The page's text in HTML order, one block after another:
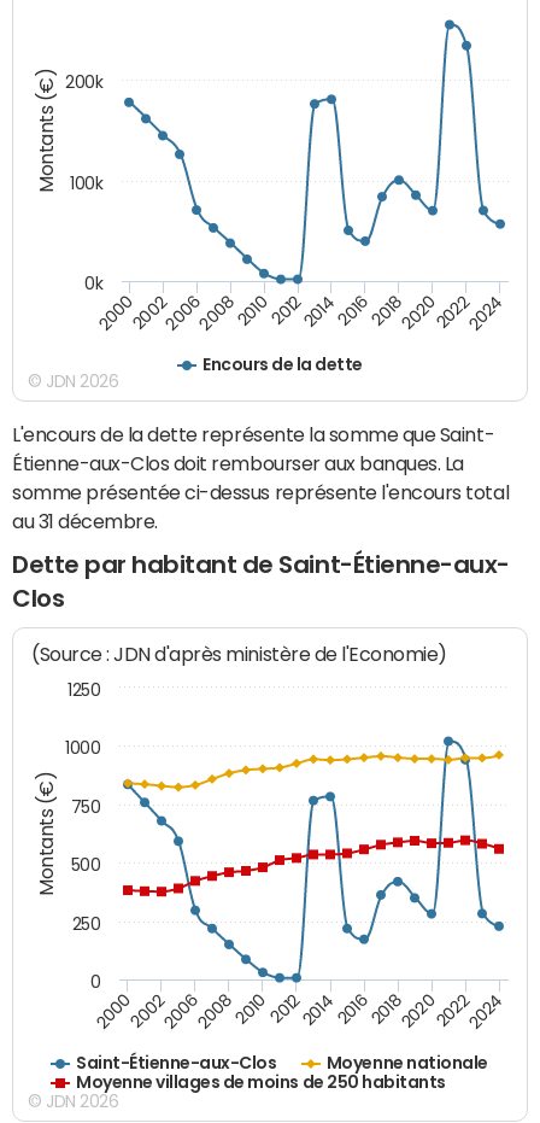
Montants (€)
Encours de la dette
200020022006200820102012201420162018202020222024
0k
100k
200k
© JDN 2026
L'encours de la dette représente la somme que Saint-
Étienne-aux-Clos doit rembourser aux banques. La
somme présentée ci-dessus représente l'encours total
au 31 décembre.
Dette par habitant de Saint-Étienne-aux-
Clos
Montants (€)
(Source : JDN d'après ministère de l'Economie)
Saint-Étienne-aux-Clos
Moyenne nationale
Moyenne villages de moins de 250 habitants
200020022006200820102012201420162018202020222024
0
250
500
750
1000
1250
© JDN 2026